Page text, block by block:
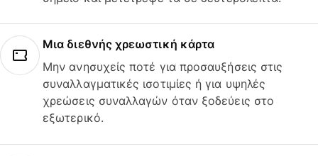
Μια διεθνής χρεωστική κάρτα
Μην ανησυχείς ποτέ για προσαυξήσεις στις
συναλλαγματικές ισοτιμίες ή για υψηλές
χρεώσεις συναλλαγών όταν ξοδεύεις στο
εξωτερικό.